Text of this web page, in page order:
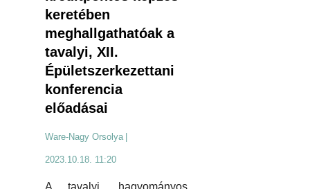
keretében
meghallgathatóak a
tavalyi, XII.
Épületszerkezettani
konferencia
előadásai
Ware-Nagy Orsolya
2023.10.18. 11:20
A tavalyi, hagyományos